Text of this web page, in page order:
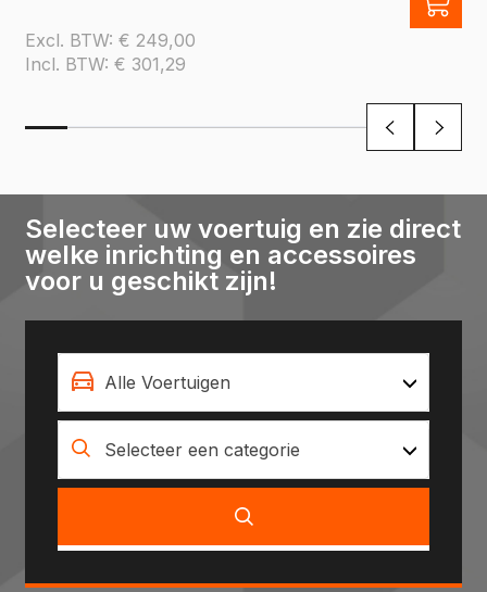
Excl. BTW: € 249,00
Incl. BTW: € 301,29
Selecteer uw voertuig en zie direct
welke inrichting en accessoires
voor u geschikt zijn!
Alle Voertuigen
Selecteer een categorie